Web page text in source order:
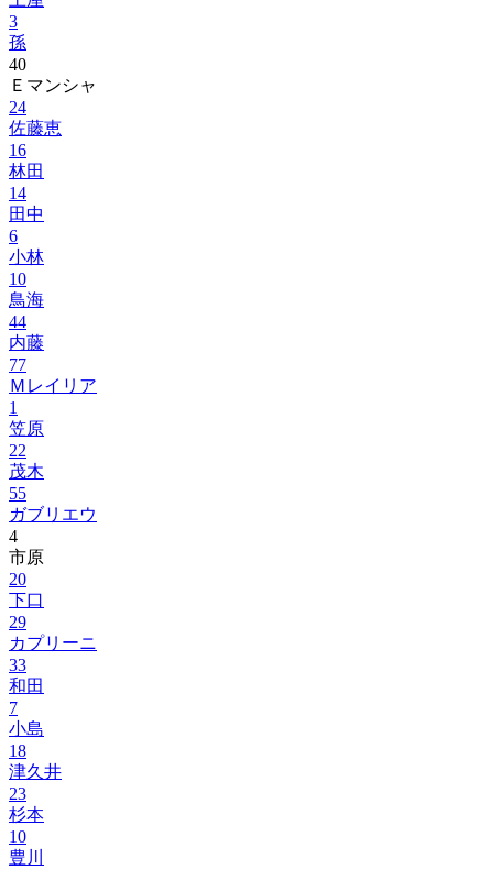
3
孫
40
Ｅマンシャ
24
佐藤恵
16
林田
14
田中
6
小林
10
鳥海
44
内藤
77
Ｍレイリア
1
笠原
22
茂木
55
ガブリエウ
4
市原
20
下口
29
カプリーニ
33
和田
7
小島
18
津久井
23
杉本
10
豊川